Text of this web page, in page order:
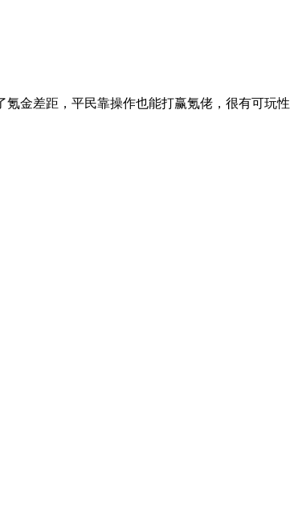
金差距，平民靠操作也能打赢氪佬，很有可玩性